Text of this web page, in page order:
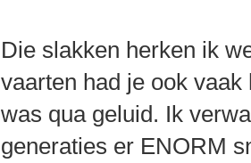
Die slakken herken ik
vaarten had je ook
was qua geluid. Ik
generaties er ENORM